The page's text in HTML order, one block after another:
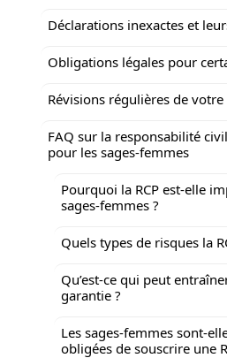
Déclarations inexactes et
Obligations légales pour
Révisions régulières de votre
FAQ sur la responsabilité
pour les sages-femmes
Pourquoi la RCP est-elle
sages-femmes ?
Quels types de risques la
Qu’est-ce qui peut
garantie ?
Les sages-femmes sont-
obligées de souscrire une